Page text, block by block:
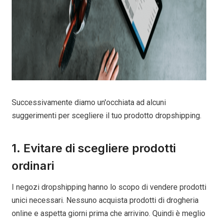
Successivamente diamo un'occhiata ad alcuni
suggerimenti per scegliere il tuo prodotto dropshipping.
1. Evitare di scegliere prodotti
ordinari
I negozi dropshipping hanno lo scopo di vendere prodotti
unici necessari. Nessuno acquista prodotti di drogheria
online e aspetta giorni prima che arrivino. Quindi è meglio